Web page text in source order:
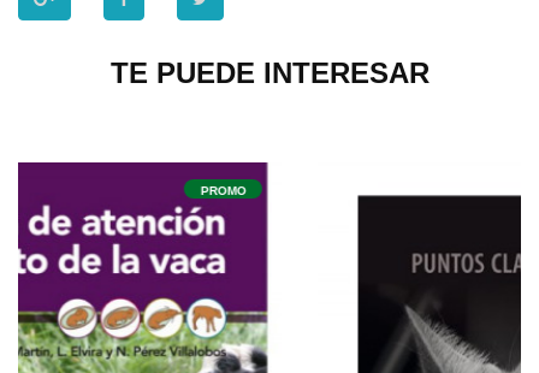
TE PUEDE INTERESAR